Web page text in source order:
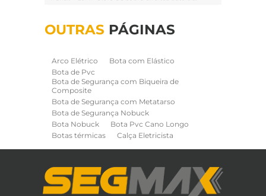
OUTRAS PÁGINAS
Arco Elétrico
Bota com Elástico
Bota de Pvc
Bota de Segurança com Biqueira de
Composite
Bota de Segurança com Metatarso
Bota de Segurança Nobuck
Bota Nobuck
Bota Pvc Cano Longo
Botas térmicas
Calça Eletricista
Capa de Chuva
Cinto de Segurança para Eletricista
Cinto de Seguranca Paraquedista